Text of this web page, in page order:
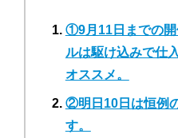
①9月11日までの開
ルは駆け込みで仕
オススメ。
②明日10日は恒例
す。